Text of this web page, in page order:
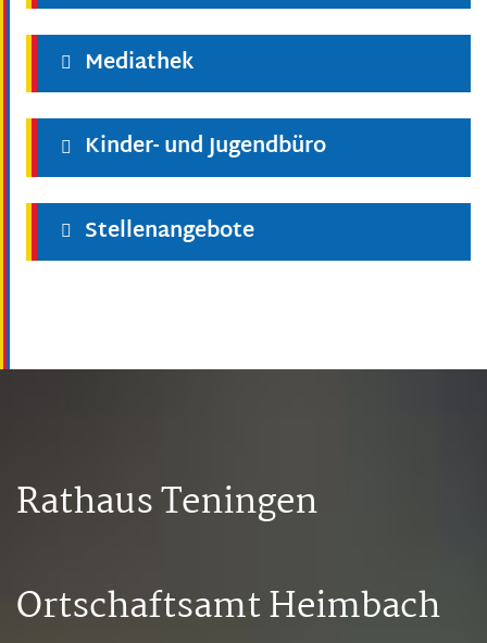
Mediathek
Kinder- und Jugendbüro
Stellenangebote
Rathaus Teningen
Ortschaftsamt Heimbach